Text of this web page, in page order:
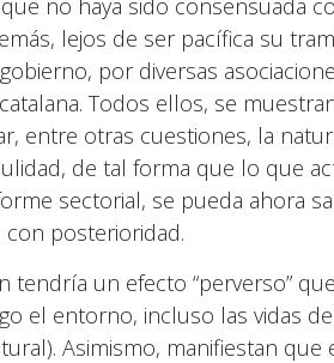
no haya sido consensuada
lejos de ser pacífica su
por diversas
Todos ellos, se
entre otras cuestiones, la
de tal forma que lo que
sectorial, se pueda ahora
posterioridad.
tendría un efecto “perverso”
el entorno, incluso las vidas
Asimismo, manifiestan